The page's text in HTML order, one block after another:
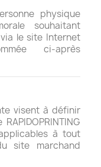
physique
souhaitant
le site Internet
ci-après
visent à définir
à tout
site marchand